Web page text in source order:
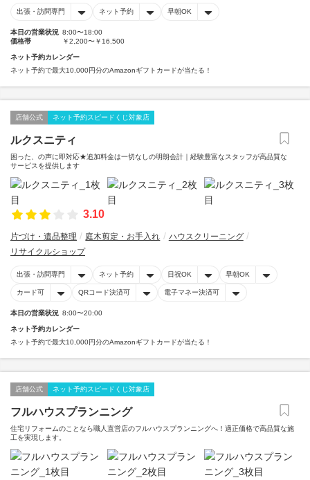
出張・訪問専門 ネット予約 早朝OK
本日の営業状況 8:00〜18:00
価格帯
￥2,200〜￥16,500
ネット予約カレンダー
ネット予約で最大10,000円分のAmazonギフトカードが当たる！
店舗公式 ネット予約スピードくじ対象店
ルクスニティ
困った、の声に即対応★追加料金は一切なしの明朗会計｜経験豊富なスタッフが高品質な
サービスを提供します
3.10
片づけ・遺品整理 庭木剪定・お手入れ
ハウスクリーニング
リサイクルショップ
出張・訪問専門 ネット予約 日祝OK 早朝OK
カード可 QRコード決済可 電子マネー決済可
本日の営業状況 8:00〜20:00
ネット予約カレンダー
ネット予約で最大10,000円分のAmazonギフトカードが当たる！
店舗公式 ネット予約スピードくじ対象店
フルハウスプランニング
住宅リフォームのことなら職人直営店のフルハウスプランニングへ！適正価格で高品質な施
工を実現します。